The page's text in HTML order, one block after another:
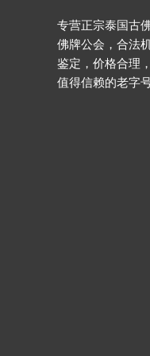
专营正宗泰国古
佛牌公会，合法
鉴定，价格合理
值得信赖的老字